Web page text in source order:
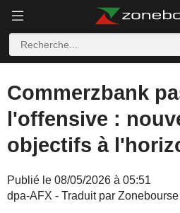
Commerzbank
l'offensive :
objectifs à
Publié le 08/05/2026 à 05:51
dpa-AFX - Traduit par Zonebourse